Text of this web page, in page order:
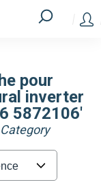
pour
inverter
5872106'